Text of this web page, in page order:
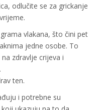
odlučite se za grickanje
vlakana, što čini pet
jedne osobe. To
zdravlje crijeva i
ten.
i potrebne su